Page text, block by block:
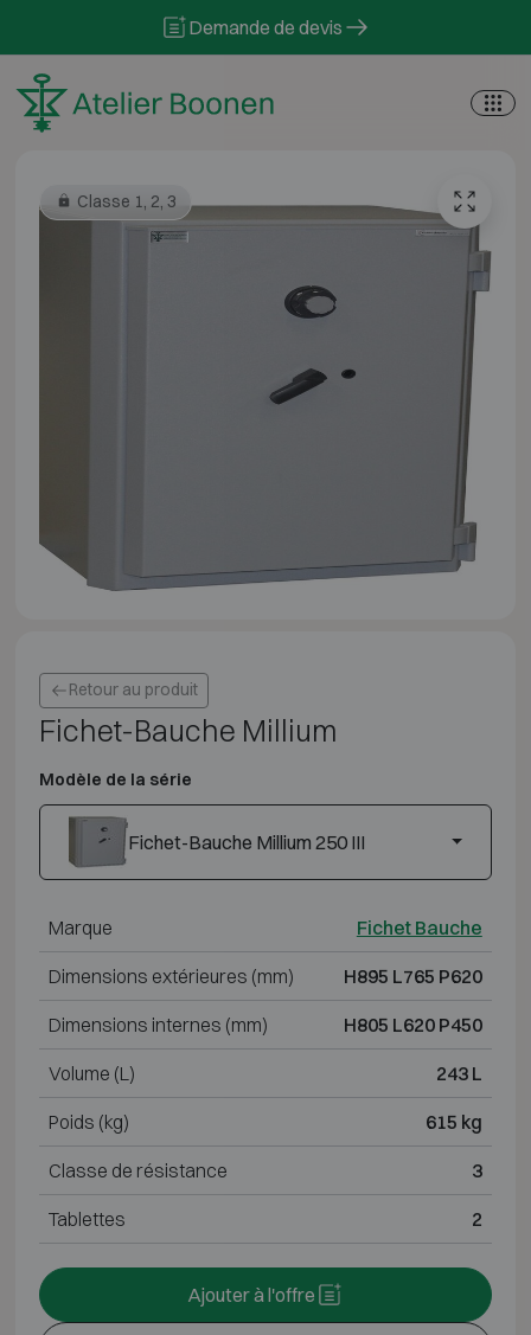
Demande de devis
Classe 1, 2, 3
Retour au produit
Fichet-Bauche Millium
Modèle de la série
Fichet-Bauche Millium 250 III
Marque Fichet Bauche
Dimensions extérieures (mm) H895 L765 P620
Dimensions internes (mm) H805 L620 P450
Volume (L) 243 L
Poids (kg) 615 kg
Classe de résistance 3
Tablettes 2
Ajouter à l'offre